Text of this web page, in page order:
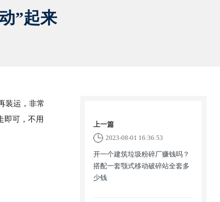
”起来
装运，非常
即可，不用
上一篇
2023-08-01 16:36:53
开一个建筑垃圾粉碎厂赚钱吗？
搭配一套颚式移动破碎站全套多
少钱